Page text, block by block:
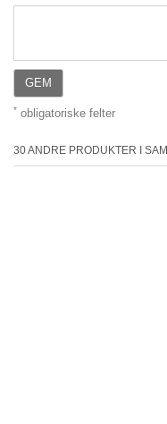
GEM
* obligatoriske felter
30 ANDRE PRODUKTER I